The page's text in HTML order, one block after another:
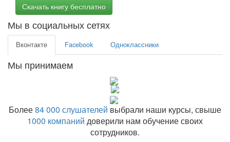
Скачать книгу бесплатно
Мы в социальных сетях
Вконтакте Facebook Одноклассники
Мы принимаем
Более84 000 слушателей выбрали наши курсы, свыше
1000 компаний доверили нам обучение своих
сотрудников.